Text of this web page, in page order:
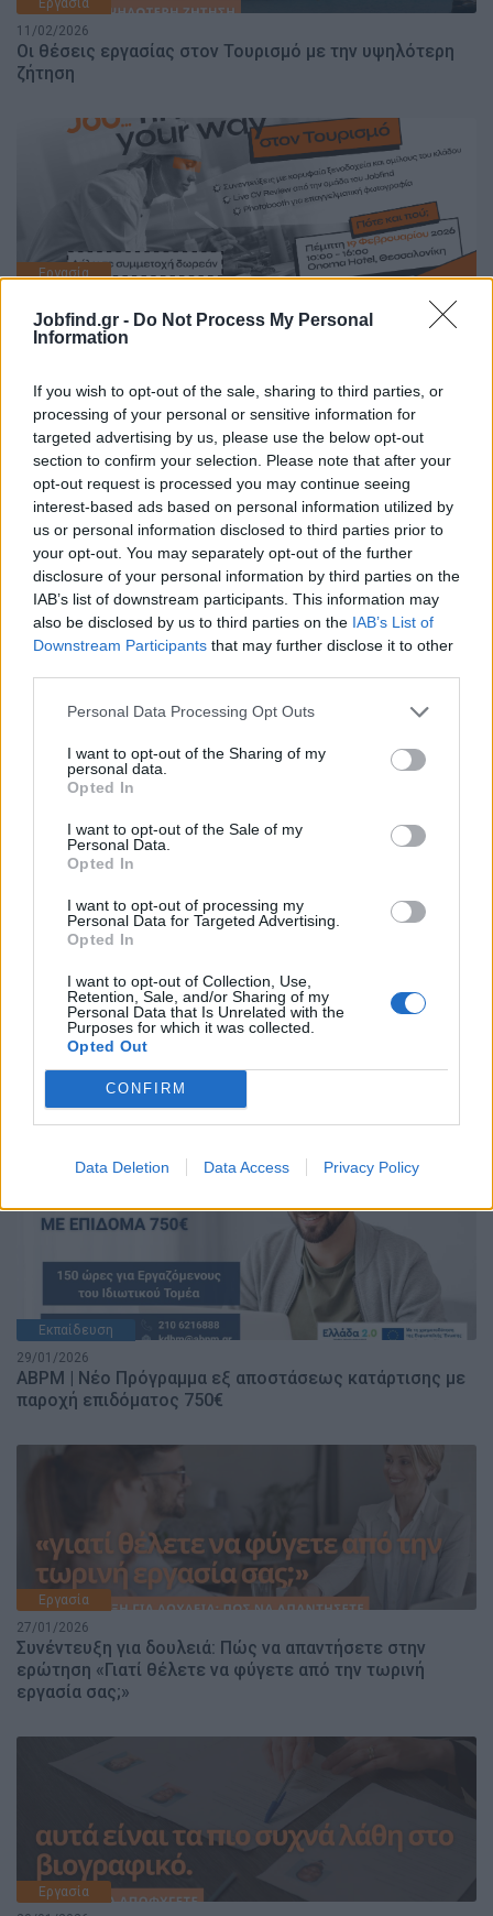
Jobfind.gr - Do Not Process My Personal
Information
If you wish to opt-out of the sale, sharing to third parties, or
processing of your personal or sensitive information for
targeted advertising by us, please use the below opt-out
section to confirm your selection. Please note that after your
opt-out request is processed you may continue seeing
interest-based ads based on personal information utilized by
us or personal information disclosed to third parties prior to
your opt-out. You may separately opt-out of the further
disclosure of your personal information by third parties on the
IAB’s list of downstream participants. This information may
also be disclosed by us to third parties on the IAB’s List of
Downstream Participants that may further disclose it to other
Personal Data Processing Opt Outs
I want to opt-out of the Sharing of my
personal data.
Opted In
I want to opt-out of the Sale of my
Personal Data.
Opted In
I want to opt-out of processing my
Personal Data for Targeted Advertising.
Opted In
I want to opt-out of Collection, Use,
Retention, Sale, and/or Sharing of my
Personal Data that Is Unrelated with the
Purposes for which it was collected.
Opted Out
CONFIRM
Data Deletion Data Access Privacy Policy
Εργασία
11/02/2026
Οι θέσεις εργασίας στον Τουρισμό με την υψηλότερη
ζήτηση
Εργασία
Job…find your way στον Τουρισμό | Ημέρα Καριέρας
Τουρισμού στη Θεσσαλονίκη
Εργασία
09/02/2026
50 θέσεις στο Δίκτυο Καταστημάτων της Εθνικής
Τράπεζας σε Αττική & Θεσσαλονίκη
06/02/2026
Δωρεάν Σεμινάριο από το Jobfind με θέμα: Συνέντευξη
03/02/2026
Πώς να θέσετε υγιή όρια στη δουλειά σας
Εκπαίδευση
29/01/2026
ABPM | Νέο Πρόγραμμα εξ αποστάσεως κατάρτισης με
παροχή επιδόματος 750€
Εργασία
27/01/2026
Συνέντευξη για δουλειά: Πώς να απαντήσετε στην
ερώτηση «Γιατί θέλετε να φύγετε από την τωρινή
εργασία σας;»
Εργασία